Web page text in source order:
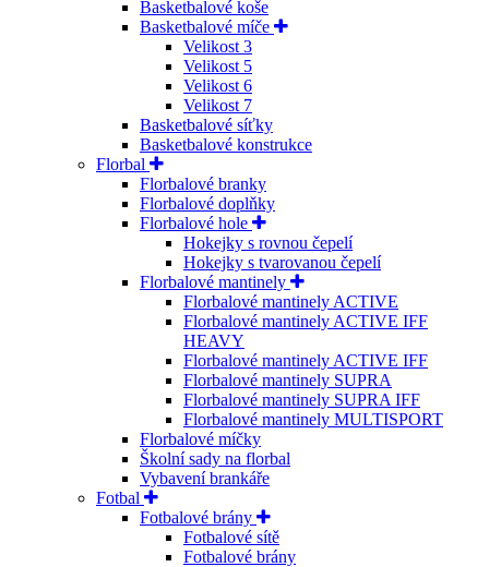
Basketbalové koše
Basketbalové míče
Velikost 3
Velikost 5
Velikost 6
Velikost 7
Basketbalové síťky
Basketbalové konstrukce
Florbal
Florbalové branky
Florbalové doplňky
Florbalové hole
Hokejky s rovnou čepelí
Hokejky s tvarovanou čepelí
Florbalové mantinely
Florbalové mantinely ACTIVE
Florbalové mantinely ACTIVE IFF
HEAVY
Florbalové mantinely ACTIVE IFF
Florbalové mantinely SUPRA
Florbalové mantinely SUPRA IFF
Florbalové mantinely MULTISPORT
Florbalové míčky
Školní sady na florbal
Vybavení brankáře
Fotbal
Fotbalové brány
Fotbalové sítě
Fotbalové brány